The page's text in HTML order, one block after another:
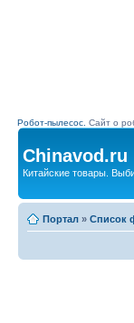
Робот-пылесос. Сайт о
Chinavod.ru
Китайские товары.
Портал » Список